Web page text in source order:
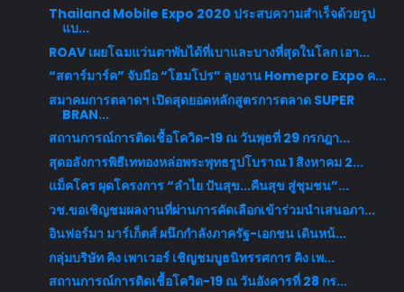
Thailand Mobile Expo 2020 ประสบความสำเร็จด้วยรูป
แบ...
ROAV เผยโฉมแว่นตาพับได้ที่เบาและบางที่สุดในโลก เอา...
“สตาร์มาร์ค” จับมือ “โฮมโปร” ลุยงาน Homepro Expo ค...
สมาคมการตลาดฯ เปิดสุดยอดหลักสูตรการตลาด SUPER
BRAN...
สถานการณ์การติดเชื้อโควิด-19 ณ วันพุธที่ 29 กรกฎา...
สุดอลังการพิธีเททองหล่อพระพุทธรูปโบราณ 1 สิงหาคม 2...
แม็คโคร ผุดโครงการ “ลำไย ปันสุข...คืนสุข สู่ชุมชน”...
วช.ขอเชิญชมผลงานที่ผ่านการคัดเลือกเข้าร่วมนำเสนอภา...
อินฟอร์มา มาร์เก็ตส์ ผนึกกำลังภาครัฐ-เอกชน เดินหน้...
กลุ่มบริษัท คิง เพาเวอร์ เชิญชมบูธนิทรรศการ คิง เพ...
สถานการณ์การติดเชื้อโควิด-19 ณ วันอังคารที่ 28 กร...